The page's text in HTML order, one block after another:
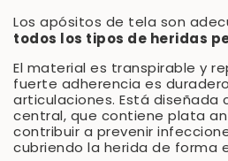
Los apósitos de tela son
todos los tipos de heridas
El material es transpirable y
fuerte adherencia es
articulaciones. Está diseñada
central, que contiene plata
contribuir a prevenir
cubriendo la herida de forma